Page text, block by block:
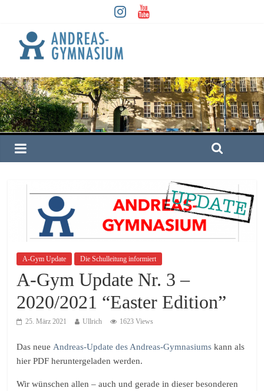
A-Gym Update Die Schulleitung informiert
A-Gym Update Nr. 3 –
2020/2021 “Easter Edition”
25. März 2021 Ullrich 1623 Views
Das neue Andreas-Update des Andreas-Gymnasiums kann als
hier PDF heruntergeladen werden.
Wir wünschen allen – auch und gerade in dieser besonderen